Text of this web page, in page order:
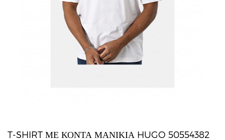
T-SHIRT ΜΕ ΚΟΝΤΆ ΜΑΝΊΚΙΑ HUGO 50554382